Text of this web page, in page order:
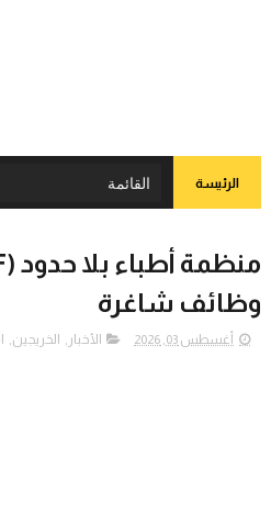
الرئيسة
وظائف شاغرة
أغسطس 03, 2026 الأخبار , الخريجين,